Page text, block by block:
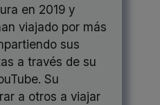
en 2019 y
viajado por más
sus
a través de su
Su
a otros a viajar